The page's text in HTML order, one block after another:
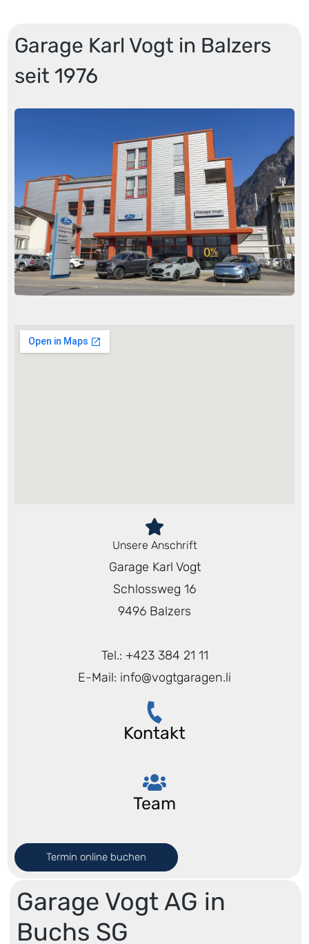
Garage Karl Vogt in Balzers
seit 1976
Unsere Anschrift
Garage Karl Vogt
Schlossweg 16
9496 Balzers
Tel.: +423 384 21 11
E-Mail: info@vogtgaragen.li
Kontakt
Team
Termin online buchen
Garage Vogt AG in
Buchs SG